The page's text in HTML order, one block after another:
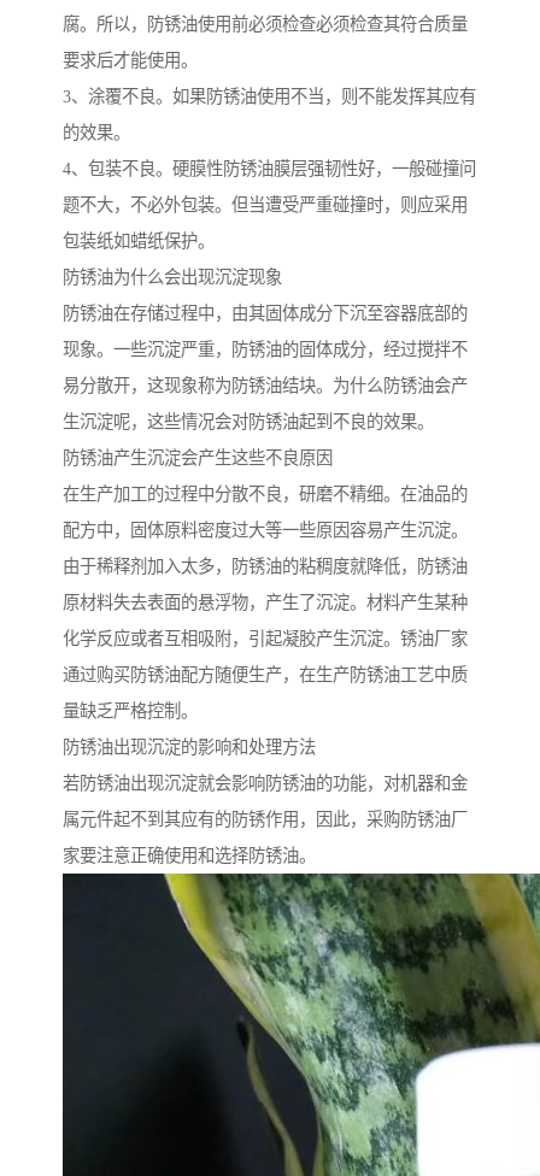
腐。所以，防锈油使用前必须检查必须检查其符合质量
要求后才能使用。
3、涂覆不良。如果防锈油使用不当，则不能发挥其应有
的效果。
4、包装不良。硬膜性防锈油膜层强韧性好，一般碰撞问
题不大，不必外包装。但当遭受严重碰撞时，则应采用
包装纸如蜡纸保护。
防锈油为什么会出现沉淀现象
防锈油在存储过程中，由其固体成分下沉至容器底部的
现象。一些沉淀严重，防锈油的固体成分，经过搅拌不
易分散开，这现象称为防锈油结块。为什么防锈油会产
生沉淀呢，这些情况会对防锈油起到不良的效果。
防锈油产生沉淀会产生这些不良原因
在生产加工的过程中分散不良，研磨不精细。在油品的
配方中，固体原料密度过大等一些原因容易产生沉淀。
由于稀释剂加入太多，防锈油的粘稠度就降低，防锈油
原材料失去表面的悬浮物，产生了沉淀。材料产生某种
化学反应或者互相吸附，引起凝胶产生沉淀。锈油厂家
通过购买防锈油配方随便生产，在生产防锈油工艺中质
量缺乏严格控制。
防锈油出现沉淀的影响和处理方法
若防锈油出现沉淀就会影响防锈油的功能，对机器和金
属元件起不到其应有的防锈作用，因此，采购防锈油厂
家要注意正确使用和选择防锈油。